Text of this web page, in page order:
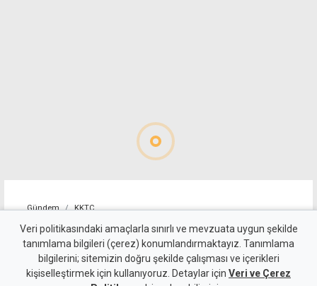
Gündem KKTC
Lefkoşa'da trafik ışıklarında
zincirleme kaza: İki sürücü
ile iki yolcu yaralı
Veri politikasındaki amaçlarla sınırlı ve mevzuata uygun şekilde
tanımlama bilgileri (çerez) konumlandırmaktayız. Tanımlama
bilgilerini; sitemizin doğru şekilde çalışması ve içerikleri
kişiselleştirmek için kullanıyoruz. Detaylar için Veri ve Çerez